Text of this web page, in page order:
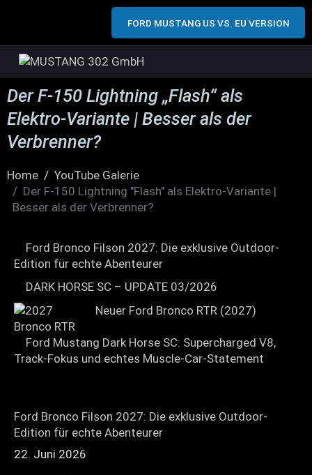
FORD MUSTANG US VS. EU VERSION
Der F-150 Lightning „Flash“ als
Elektro-Variante | Besser als der
Verbrenner?
Home
YouTube Galerie
Der F-150 Lightning "Flash" als Elektro-Variante |
Besser als der Verbrenner?
Ford Bronco Filson 2027: Die exklusive Outdoor-
Edition für echte Abenteurer
DARK HORSE SC – UPDATE 03/2026
Neuer Ford Bronco RTR (2027)
Ford Mustang Dark Horse SC: Supercharged V8,
Track-Fokus und echtes Muscle-Car-Statement
Ford Bronco Filson 2027: Die exklusive Outdoor-
Edition für echte Abenteurer
22. Juni 2026